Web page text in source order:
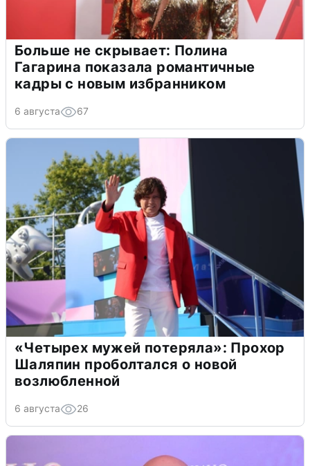
Больше не скрывает: Полина
Гагарина показала романтичные
кадры с новым избранником
6 августа 67
«Четырех мужей потеряла»: Прохор
Шаляпин проболтался о новой
возлюбленной
6 августа 26